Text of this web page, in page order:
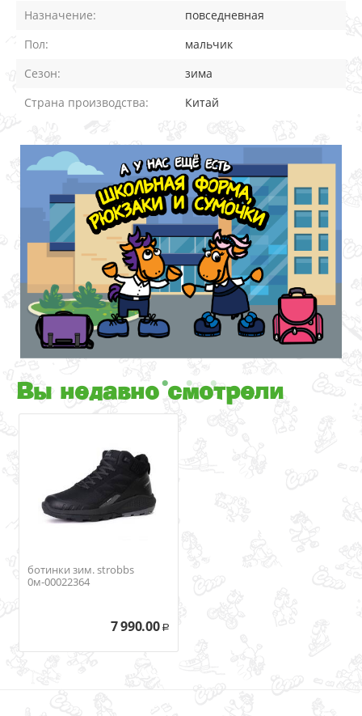
Назначение:
повседневная
Пол:
мальчик
Сезон:
зима
Страна производства:
Китай
Вы недавно смотрели
ботинки зим. strobbs
0м-00022364
7 990.00 Р